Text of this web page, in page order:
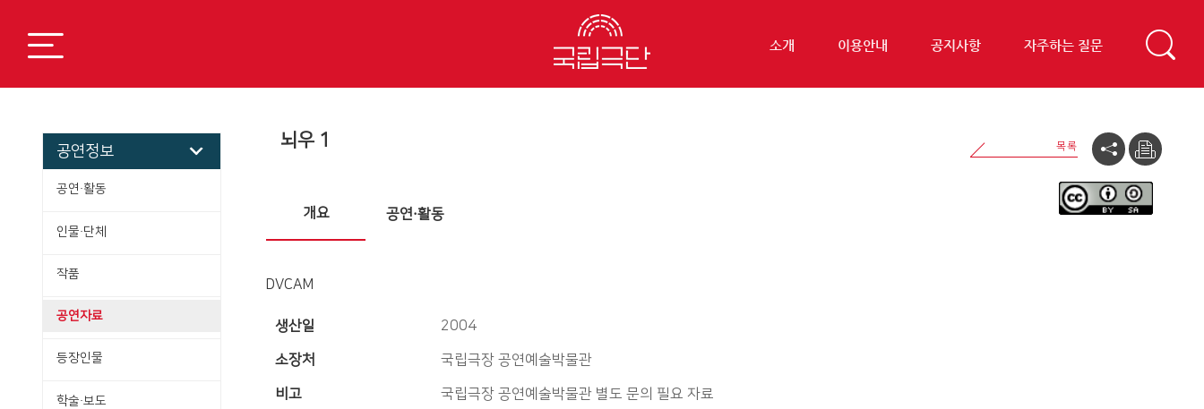
소개 이용안내 공지사항 자주하는 질문
공연정보
공연·활동
인물·단체
작품
공연자료
등장인물
학술·보도
뇌우 1
개요 공연·활동
DVCAM
생산일 2004
소장처 국립극장 공연예술박물관
비고 국립극장 공연예술박물관 별도 문의 필요 자료